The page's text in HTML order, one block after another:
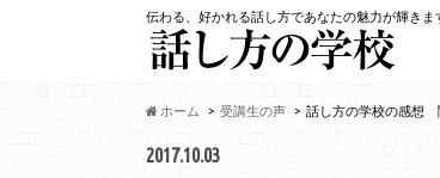
伝わる、好かれる話し方であなたの魅力が輝きま
ホーム 受講生の声 話し方の学校の感想
2017.10.03